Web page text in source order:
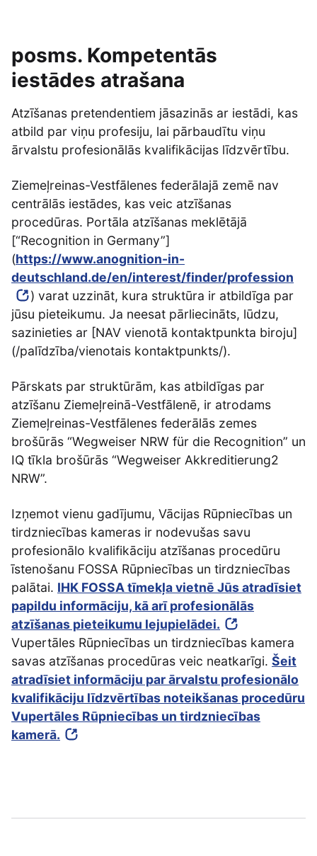
posms. Kompetentās
iestādes atrašana
Atzīšanas pretendentiem jāsazinās ar iestādi, kas
atbild par viņu profesiju, lai pārbaudītu viņu
ārvalstu profesionālās kvalifikācijas līdzvērtību.
Ziemeļreinas-Vestfālenes federālajā zemē nav
centrālās iestādes, kas veic atzīšanas
procedūras. Portāla atzīšanas meklētājā
[“Recognition in Germany”]
(https://www.anognition-in-
deutschland.de/en/interest/finder/profession
) varat uzzināt, kura struktūra ir atbildīga par
jūsu pieteikumu. Ja neesat pārliecināts, lūdzu,
sazinieties ar [NAV vienotā kontaktpunkta biroju]
(/palīdzība/vienotais kontaktpunkts/).
Pārskats par struktūrām, kas atbildīgas par
atzīšanu Ziemeļreinā-Vestfālenē, ir atrodams
Ziemeļreinas-Vestfālenes federālās zemes
brošūrās “Wegweiser NRW für die Recognition” un
IQ tīkla brošūrās “Wegweiser Akkreditierung2
NRW”.
Izņemot vienu gadījumu, Vācijas Rūpniecības un
tirdzniecības kameras ir nodevušas savu
profesionālo kvalifikāciju atzīšanas procedūru
īstenošanu FOSSA Rūpniecības un tirdzniecības
palātai. IHK FOSSA tīmekļa vietnē Jūs atradīsiet
papildu informāciju, kā arī profesionālās
atzīšanas pieteikumu lejupielādei.
Vupertāles Rūpniecības un tirdzniecības kamera
savas atzīšanas procedūras veic neatkarīgi. Šeit
atradīsiet informāciju par ārvalstu profesionālo
kvalifikāciju līdzvērtības noteikšanas procedūru
Vupertāles Rūpniecības un tirdzniecības
kamerā.